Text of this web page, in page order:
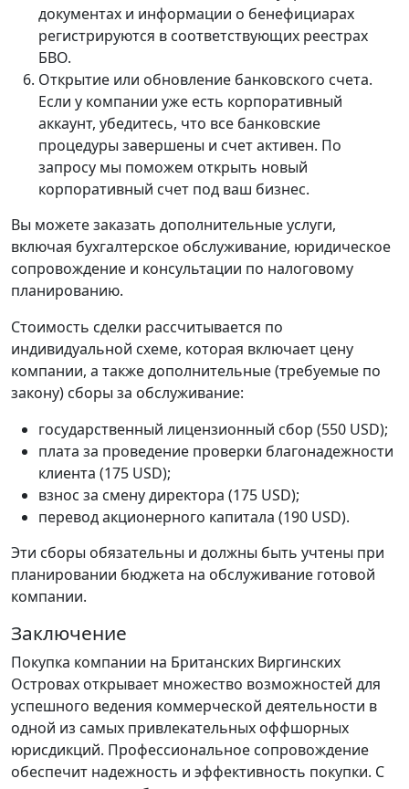
документах и информации о бенефициарах
регистрируются в соответствующих реестрах
БВО.
Открытие или обновление банковского счета.
Если у компании уже есть корпоративный
аккаунт, убедитесь, что все банковские
процедуры завершены и счет активен. По
запросу мы поможем открыть новый
корпоративный счет под ваш бизнес.
Вы можете заказать дополнительные услуги,
включая бухгалтерское обслуживание, юридическое
сопровождение и консультации по налоговому
планированию.
Стоимость сделки рассчитывается по
индивидуальной схеме, которая включает цену
компании, а также дополнительные (требуемые по
закону) сборы за обслуживание:
государственный лицензионный сбор (550 USD);
плата за проведение проверки благонадежности
клиента (175 USD);
взнос за смену директора (175 USD);
перевод акционерного капитала (190 USD).
Эти сборы обязательны и должны быть учтены при
планировании бюджета на обслуживание готовой
компании.
Заключение
Покупка компании на Британских Виргинских
Островах открывает множество возможностей для
успешного ведения коммерческой деятельности в
одной из самых привлекательных оффшорных
юрисдикций. Профессиональное сопровождение
обеспечит надежность и эффективность покупки. С